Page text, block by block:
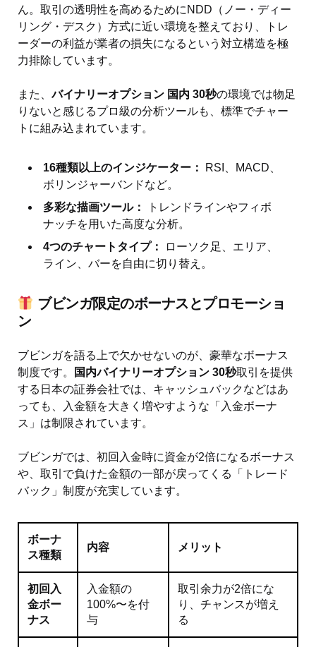
ん。取引の透明性を高めるためにNDD（ノー・ディー
リング・デスク）方式に近い環境を整えており、トレ
ーダーの利益が業者の損失になるという対立構造を極
力排除しています。
また、バイナリーオプション 国内 30秒の環境では物足
りないと感じるプロ級の分析ツールも、標準でチャー
トに組み込まれています。
16種類以上のインジケーター：
RSI、MACD、
ボリンジャーバンドなど。
多彩な描画ツール：
トレンドラインやフィボ
ナッチを用いた高度な分析。
4つのチャートタイプ：
ローソク足、エリア、
ライン、バーを自由に切り替え。
ブビンガ限定のボーナスとプロモーショ
ン
ブビンガを語る上で欠かせないのが、豪華なボーナス
制度です。
国内バイナリーオプション 30秒取引を提供
する日本の証券会社では、キャッシュバックなどはあ
っても、入金額を大きく増やすような「入金ボーナ
ス」は制限されています。
ブビンガでは、初回入金時に資金が2倍になるボーナス
や、取引で負けた金額の一部が戻ってくる「トレード
バック」制度が充実しています。
ボーナ
ス種類
内容 メリット
初回入
金ボー
ナス
入金額の
100%〜を付
与
取引余力が2倍にな
り、チャンスが増え
る